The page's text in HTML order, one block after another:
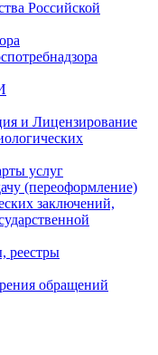
Российской
и Лицензирование
услуг
(переоформление)
заключений,
реестры
обращений